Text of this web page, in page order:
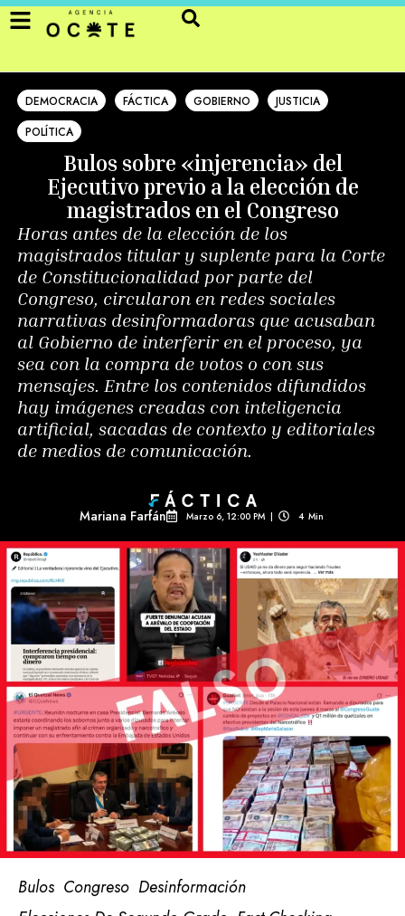
DEMOCRACIA FÁCTICA GOBIERNO
JUSTICIA
POLÍTICA
Bulos sobre «injerencia» del
Ejecutivo previo a la elección de
magistrados en el Congreso
Horas antes de la elección de los
magistrados titular y suplente para la Corte
de Constitucionalidad por parte del
Congreso, circularon en redes sociales
narrativas desinformadoras que acusaban
al Gobierno de interferir en el proceso, ya
sea con la compra de votos o con sus
mensajes. Entre los contenidos difundidos
hay imágenes creadas con inteligencia
artificial, sacadas de contexto y editoriales
de medios de comunicación.
Mariana Farfán Marzo 6, 12:00 PM | 4 Min
Bulos Congreso Desinformación